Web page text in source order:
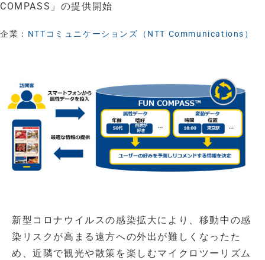
COMPASS」の提供開始
企業： NTTコミュニケーションズ（NTT Communications）
新型コロナウイルスの感染拡大により、移動中の感
染リスクが高まる遠方への外出が難しくなったた
め、近隣で観光や散策を楽しむマイクロツーリズム